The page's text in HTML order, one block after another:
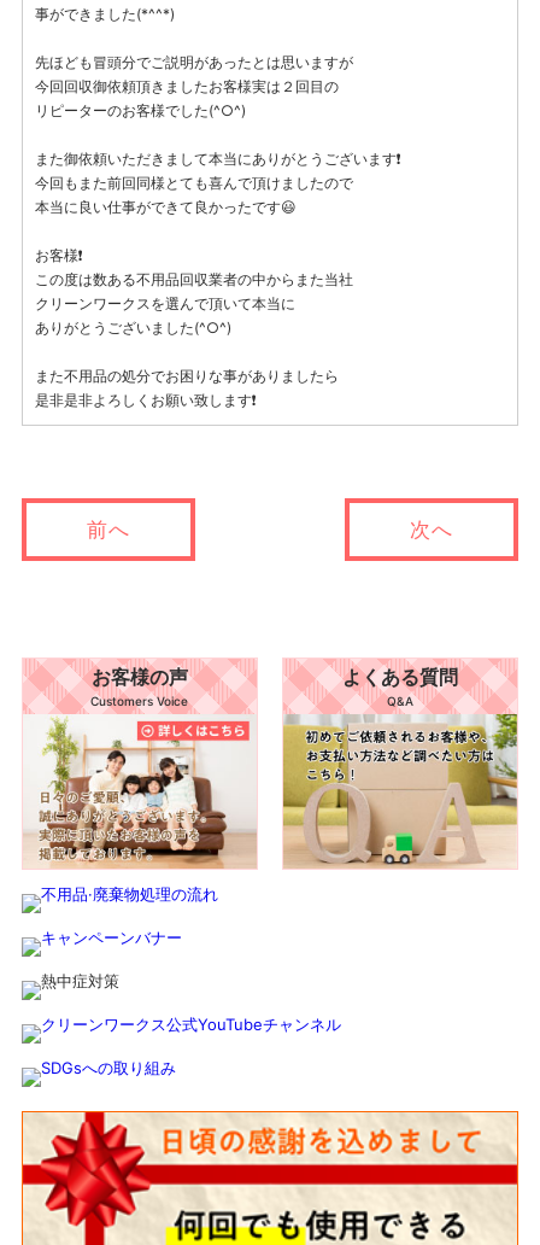
事ができました(*^^*)
先ほども冒頭分でご説明があったとは思いますが
今回回収御依頼頂きましたお客様実は２回目の
リピーターのお客様でした(^○^)
また御依頼いただきまして本当にありがとうございます❗
今回もまた前回同様とても喜んで頂けましたので
本当に良い仕事ができて良かったです😃
お客様❗
この度は数ある不用品回収業者の中からまた当社
クリーンワークスを選んで頂いて本当に
ありがとうございました(^○^)
また不用品の処分でお困りな事がありましたら
是非是非よろしくお願い致します❗
前へ 次へ
お客様の声
Customers Voice
よくある質問
Q&A